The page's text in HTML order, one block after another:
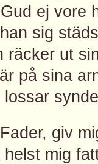
ej vore
sig
räcker ut
på sina
lossar
giv
helst mig